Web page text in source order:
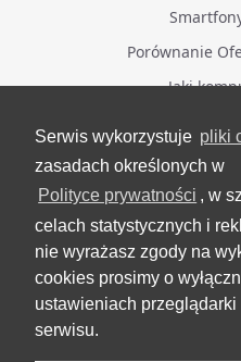
Serwis wykorzystuje pliki
zasadach określonych w
Polityce prywatności , w
celach statystycznych i
nie wyrażasz zgody na
cookies prosimy o
ustawieniach
serwisu.
Porównanie
Jaki
BĄDŹ NA
Grupa